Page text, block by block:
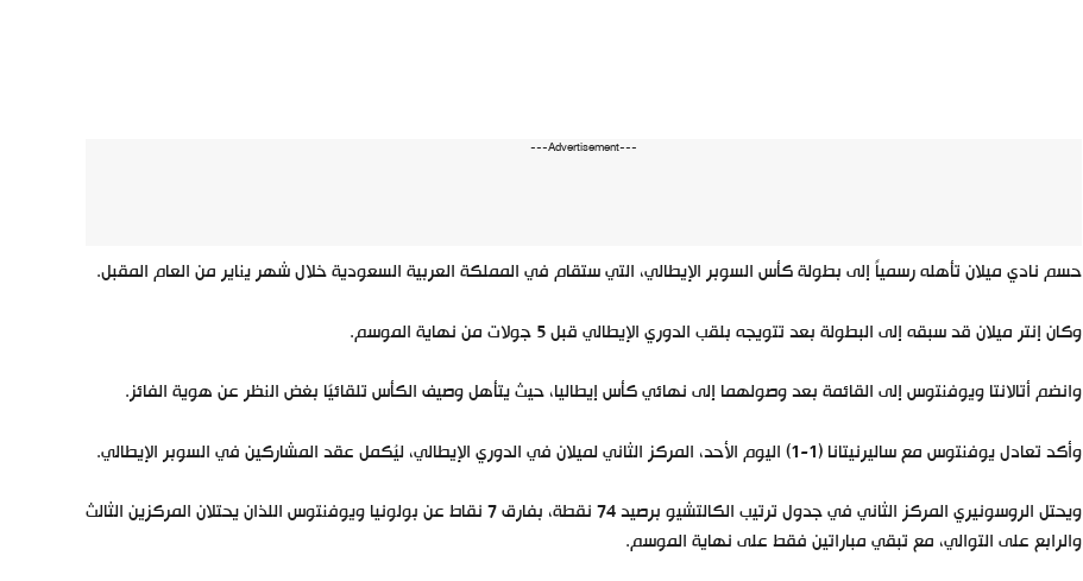
---Advertisement---
حسم نادي ميلان تأهله رسمياً إلى بطولة كأس السوبر الإيطالي، التي ستقام في المملكة العربية السعودية خلال شهر يناير من العام المقبل.
وكان إنتر ميلان قد سبقه إلى البطولة بعد تتويجه بلقب الدوري الإيطالي قبل 5 جولات من نهاية الموسم.
وانضم أتالانتا ويوفنتوس إلى القائمة بعد وصولهما إلى نهائي كأس إيطاليا، حيث يتأهل وصيف الكأس تلقائيًا بغض النظر عن هوية الفائز.
وأكد تعادل يوفنتوس مع ساليرنيتانا (1-1) اليوم الأحد، المركز الثاني لميلان في الدوري الإيطالي، ليُكمل عقد المشاركين في السوبر الإيطالي.
ويحتل الروسونيري المركز الثاني في جدول ترتيب الكالتشيو برصيد 74 نقطة، بفارق 7 نقاط عن بولونيا ويوفنتوس اللذان يحتلان المركزين الثالث
والرابع على التوالي، مع تبقي مباراتين فقط على نهاية الموسم.